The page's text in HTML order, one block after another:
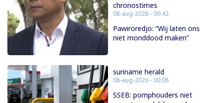
chronostimes
08-aug-2026 - 00:42
Pawiroredjo: “Wij laten ons
niet monddood maken”
suriname herald
08-aug-2026 - 00:08
SSEB: pomphouders niet